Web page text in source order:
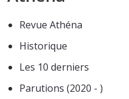
Revue Athéna
Historique
Les 10 derniers
Parutions (2020 - )